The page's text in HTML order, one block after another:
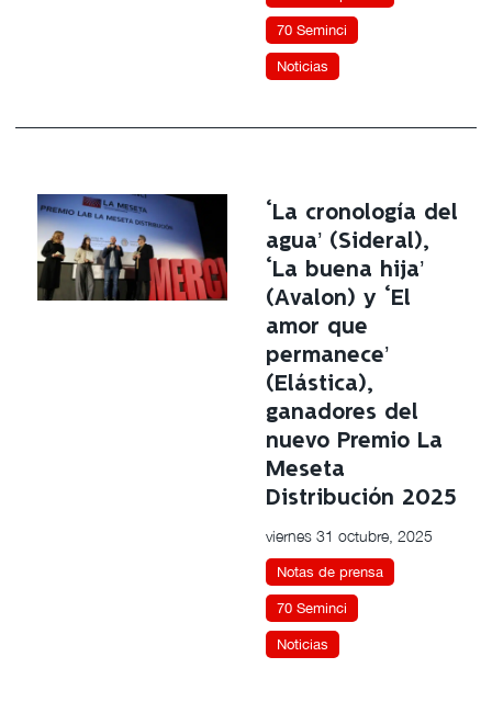
70 Seminci
Noticias
‘La cronología del
agua’ (Sideral),
‘La buena hija’
(Avalon) y ‘El
amor que
permanece’
(Elástica),
ganadores del
nuevo Premio La
Meseta
Distribución 2025
viernes 31 octubre, 2025
Notas de prensa
70 Seminci
Noticias